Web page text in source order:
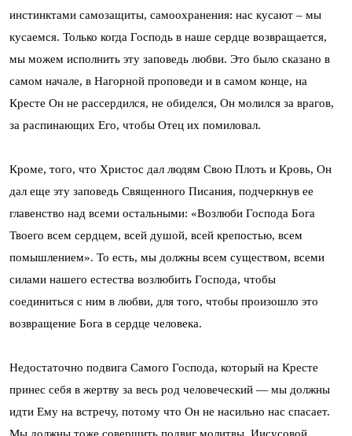
инстинктами самозащиты, самоохранения: нас кусают – мы
кусаемся. Только когда Господь в наше сердце возвращается,
мы можем исполнить эту заповедь любви. Это было сказано в
самом начале, в Нагорной проповеди и в самом конце, на
Кресте Он не рассердился, не обиделся, Он молился за врагов,
за распинающих Его, чтобы Отец их помиловал.
Кроме, того, что Христос дал людям Свою Плоть и Кровь, Он
дал еще эту заповедь Священного Писания, подчеркнув ее
главенство над всеми остальными: «Возлюби Господа Бога
Твоего всем сердцем, всей душой, всей крепостью, всем
помышлением». То есть, мы должны всем существом, всеми
силами нашего естества возлюбить Господа, чтобы
соединиться с ним в любви, для того, чтобы произошло это
возвращение Бога в сердце человека.
Недостаточно подвига Самого Господа, который на Кресте
принес себя в жертву за весь род человеческий — мы должны
идти Ему на встречу, потому что Он не насильно нас спасает.